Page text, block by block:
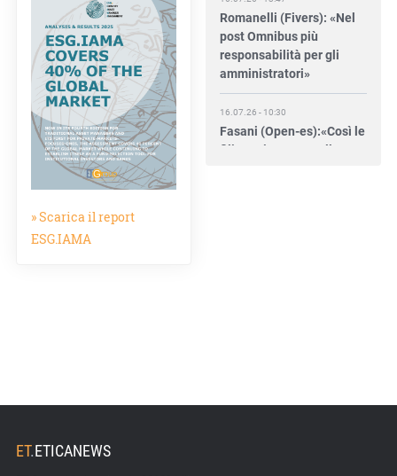
» Scarica il report
ESG.IAMA
Romanelli (Fivers): «Nel
post Omnibus più
responsabilità per gli
amministratori»
Fasani (Open-es):«Così le
filiere aiutano a collegare
15.07.26 - 8:00
ET.ETICANEWS